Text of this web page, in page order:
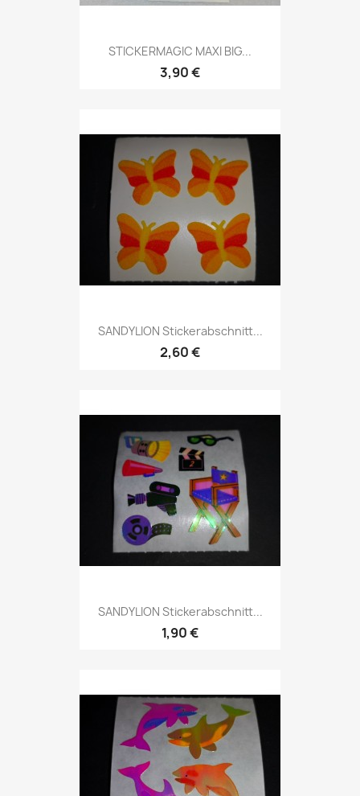
STICKERMAGIC MAXI BIG...
3,90 €
SANDYLION Stickerabschnitt...
2,60 €
SANDYLION Stickerabschnitt...
1,90 €